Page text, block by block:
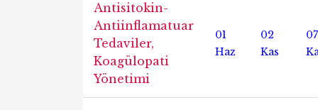
Antisitokin-
Antiinflamatuar
Tedaviler,
Koagülopati
Yönetimi
01
Haz
02
Kas
07